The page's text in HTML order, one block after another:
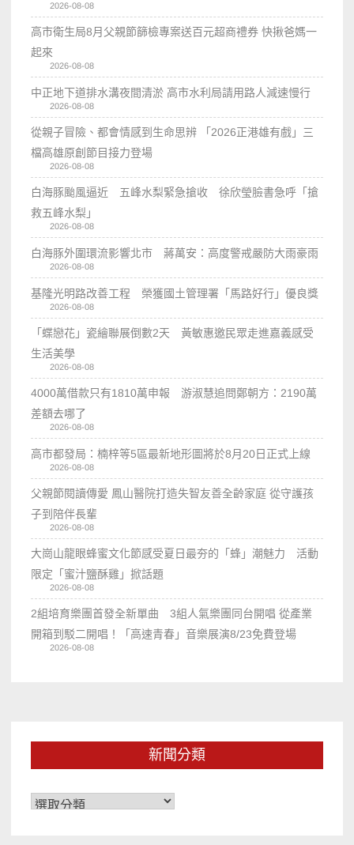
2026-08-08
高市衛生局8月父親節篩檢專案送百元超商禮券 快揪爸媽一
起來
2026-08-08
中正地下道排水溝夜間清淤 高市水利局請用路人減速慢行
2026-08-08
從親子冒險、都會情感到生命思辨 「2026正港雄有戲」三
檔高雄原創節目接力登場
2026-08-08
白海豚颱風逼近 五峰水梨緊急搶收 徐欣瑩臉書急呼「搶
救五峰水梨」
2026-08-08
白海豚外圍環流影響北市 蔣萬安：高度警戒嚴防大雨豪雨
2026-08-08
基隆光明路改善工程 榮獲國土管理署「馬路好行」優良獎
2026-08-08
「蝶戀花」瓷繪聯展倒數2天 黃敏惠邀民眾走進嘉義感受
生活美學
2026-08-08
4000萬借款只有1810萬申報 游淑慧追問鄭朝方：2190萬
差額去哪了
2026-08-08
高市都發局：楠梓等5區最新地形圖將於8月20日正式上線
2026-08-08
父親節閱讀傳愛 鳳山醫院打造失智友善全齡家庭 從守護孩
子到陪伴長輩
2026-08-08
大崗山龍眼蜂蜜文化節感受夏日最夯的「蜂」潮魅力 活動
限定「蜜汁鹽酥雞」掀話題
2026-08-08
2組培育樂團首發全新單曲 3組人氣樂團同台開唱 從產業
開箱到駁二開唱！「高速青春」音樂展演8/23免費登場
2026-08-08
新聞分類
新